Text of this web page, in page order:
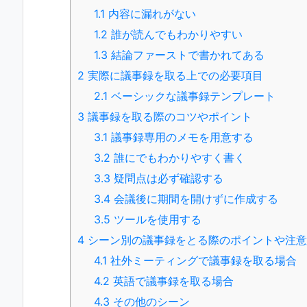
1.1 内容に漏れがない
1.2 誰が読んでもわかりやすい
1.3 結論ファーストで書かれてある
2 実際に議事録を取る上での必要項目
2.1 ベーシックな議事録テンプレート
3 議事録を取る際のコツやポイント
3.1 議事録専用のメモを用意する
3.2 誰にでもわかりやすく書く
3.3 疑問点は必ず確認する
3.4 会議後に期間を開けずに作成する
3.5 ツールを使用する
4 シーン別の議事録をとる際のポイントや注
4.1 社外ミーティングで議事録を取る場合
4.2 英語で議事録を取る場合
4.3 その他のシーン